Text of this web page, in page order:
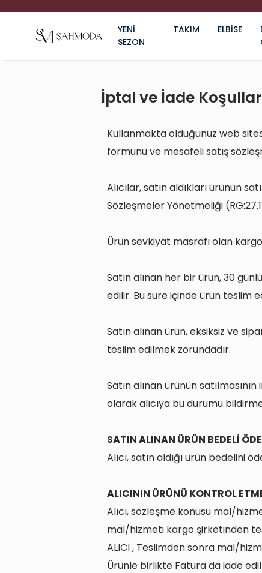
YENİ
SEZON
TAKIM ELBİSE
İptal ve İade
Kullanmakta olduğunuz web
formunu ve mesafeli satış
Alıcılar, satın aldıkları ürünün
Sözleşmeler Yönetmeliği
Ürün sevkiyat masrafı olan
Satın alınan her bir ürün, 30
edilir. Bu süre içinde ürün teslim
Satın alınan ürün, eksiksiz ve
teslim edilmek zorundadır.
Satın alınan ürünün
olarak alıcıya bu durumu
SATIN ALINAN ÜRÜN BEDELİ
Alıcı, satın aldığı ürün bedelini
ALICININ ÜRÜNÜ KONTROL
Alıcı, sözleşme konusu mal/
mal/hizmeti kargo şirketinden
ALICI , Teslimden sonra mal/
Ürünle birlikte Fatura da iade